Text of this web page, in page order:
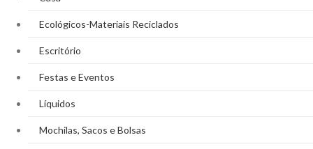
Ecológicos-Materiais Reciclados
Escritório
Festas e Eventos
Líquidos
Mochilas, Sacos e Bolsas